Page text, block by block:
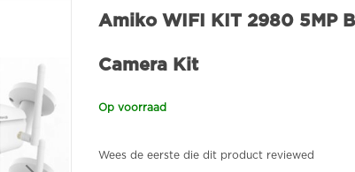
Amiko WIFI KIT 2980 5MP
Camera Kit
Op voorraad
Wees de eerste die dit product reviewed